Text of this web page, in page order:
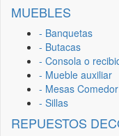
MUEBLES
- Banquetas
- Butacas
- Consola o
- Mueble auxiliar
- Mesas Comedor
- Sillas
REPUESTOS